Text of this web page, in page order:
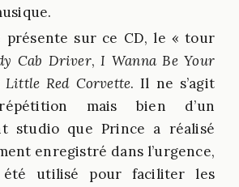
présente sur ce CD, le « tour
Cab Driver,I Wanna Be Your
Little Red Corvette. Il ne s’agit
mais bien d’un
studio que Prince a réalisé
enregistré dans l’urgence,
utilisé pour faciliter les